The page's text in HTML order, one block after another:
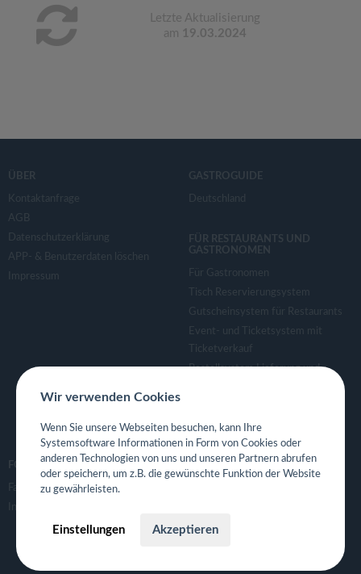
Letzte Aktualisierung
am 19.03.2024
ÜBER
Kontaktanfrage
AGB
Datenschutzerklärung
APP- & Benutzerdaten löschen
Impressum
GASTROGUIDE
Deutschland
FÜR RESTAURANTS UND
GASTRONOMEN
Für Gastronomen
Tisch Reservierungsystem
Gutscheinsystem für Restaurants
Event- und Ticketsystem mit
Ticketverkauf
Bestellsystem Lieferung und
Eigene App für Restaurant
FOLGE UNS
Facebook
Instagram
Wir verwenden Cookies
Wenn Sie unsere Webseiten besuchen, kann Ihre
Systemsoftware Informationen in Form von Cookies oder
anderen Technologien von uns und unseren Partnern abrufen
oder speichern, um z.B. die gewünschte Funktion der Website
zu gewährleisten.
Einstellungen Akzeptieren